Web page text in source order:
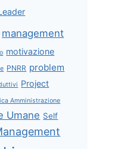
management
motivazione
PNRR problem
Project
Amministrazione
Umane Self